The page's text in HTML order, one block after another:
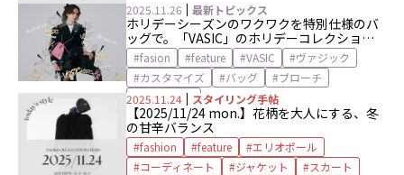
2025.11.26
最新トピックス
ホリデーシーズンのワクワクを特別仕様のバ
ッグで。
「VASIC」のホリデーコレクション
はブローチでカスタム！
fasion feature VASIC
ヴァジック
カスタマイズ
バッグ
ブローチ
阪急うめだ
2025.11.24 スタイリング手帖
【2025/11/24 mon.】花柄を大人にする、冬
の甘辛バランス
fashion feature
エリオポール
コーディネート
ジャケット
スカート